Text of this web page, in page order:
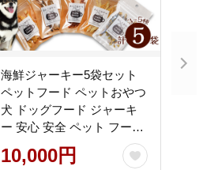
海鮮ジャーキー5袋セット
ペットフード ペットおやつ
犬 ドッグフード ジャーキ
ー 安心 安全 ペット フード
ペット用品 いぬ 犬用 魚 海
鮮 ごはん ご飯 餌 エサ わん
10,000円